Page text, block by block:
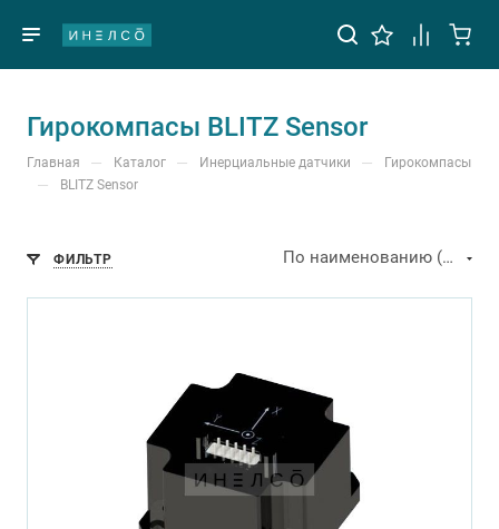
Гирокомпасы BLITZ Sensor
Главная — Каталог — Инерциальные датчики — Гирокомпасы
— BLITZ Sensor
ФИЛЬТР По наименованию (А-Я)